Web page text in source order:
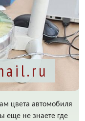
цвета автомобиля
еще не знаете где